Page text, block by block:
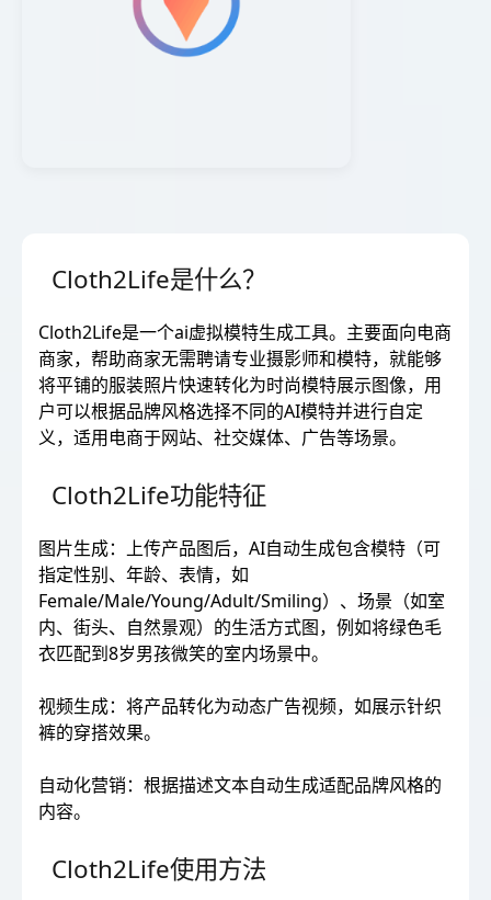
Cloth2Life是什么？
Cloth2Life是一个ai虚拟模特生成工具。主要面向电商
商家，帮助商家无需聘请专业摄影师和模特，就能够
将平铺的服装照片快速转化为时尚模特展示图像，用
户可以根据品牌风格选择不同的AI模特并进行自定
义，适用电商于网站、社交媒体、广告等场景。
Cloth2Life功能特征
图片生成：上传产品图后，AI自动生成包含模特（可
指定性别、年龄、表情，如
Female/Male/Young/Adult/Smiling）、场景（如室
内、街头、自然景观）的生活方式图，例如将绿色毛
衣匹配到8岁男孩微笑的室内场景中。
视频生成：将产品转化为动态广告视频，如展示针织
裤的穿搭效果。
自动化营销：根据描述文本自动生成适配品牌风格的
内容。
Cloth2Life使用方法